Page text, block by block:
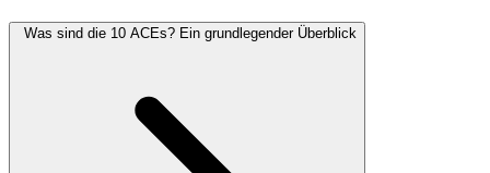
Was sind die 10 ACEs? Ein grundlegender Überblick